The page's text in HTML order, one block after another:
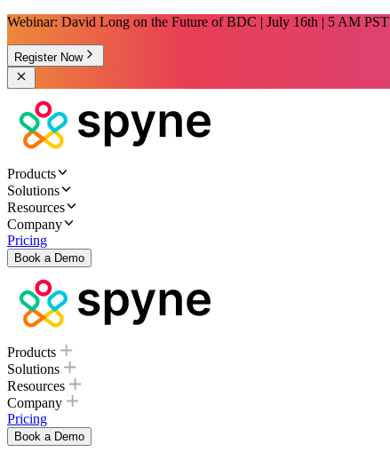
Webinar: David Long on the Future of BDC | July 16th | 5 AM PST
Register Now
Products
Solutions
Resources
Company
Pricing
Book a Demo
Products
Solutions
Resources
Company
Pricing
Book a Demo